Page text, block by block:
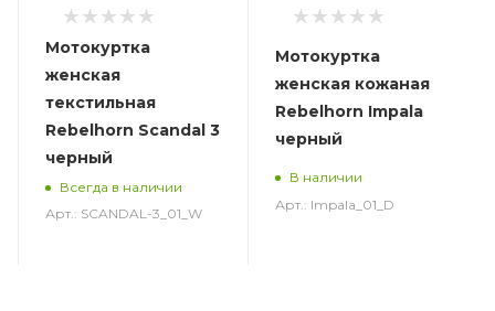
Мотокуртка
женская
текстильная
Rebelhorn Scandal 3
черный
Всегда в наличии
Арт.: SCANDAL-3_01_W
Мотокуртка
женская кожаная
Rebelhorn Impala
черный
В наличии
Арт.: Impala_01_D